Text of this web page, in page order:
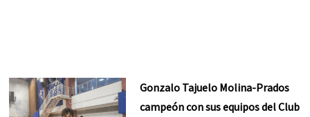
Gonzalo Tajuelo Molina-Prados
campeón con sus equipos del Club